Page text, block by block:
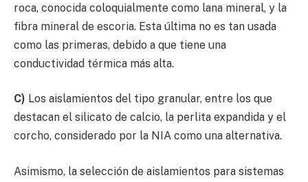
roca, conocida coloquialmente como lana mineral, y la
fibra mineral de escoria. Esta última no es tan usada
como las primeras, debido a que tiene una
conductividad térmica más alta.
C) Los aislamientos del tipo granular, entre los que
destacan el silicato de calcio, la perlita expandida y el
corcho, considerado por la NIA como una alternativa.
Asimismo, la selección de aislamientos para sistemas